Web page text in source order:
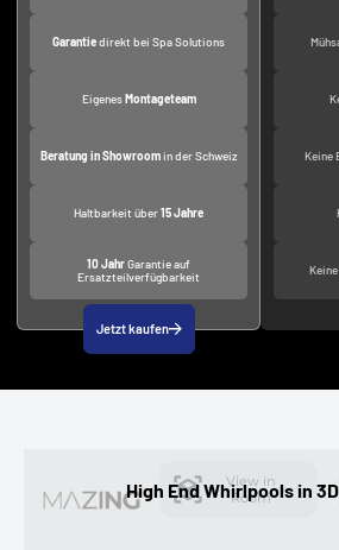
Garantiedirekt bei Spa Solutions
Eigenes Montageteam
Beratung in Showroomin der Schweiz
Haltbarkeit über15 Jahre
10 JahrGarantie auf
Ersatzteilverfügbarkeit
Jetzt kaufen
Keine
High End Whirlpools in